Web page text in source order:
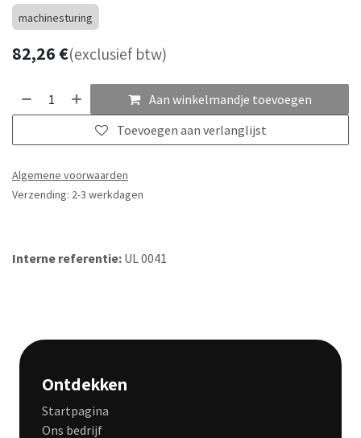
machinesturing
82,26€(exclusief btw)
Aan winkelmandje toevoegen
Toevoegen aan verlanglijst
Algemene voorwaarden
Verzending: 2-3 werkdagen
Interne referentie: UL 0041
Ontdekken
Startpagina
Ons bedrijf